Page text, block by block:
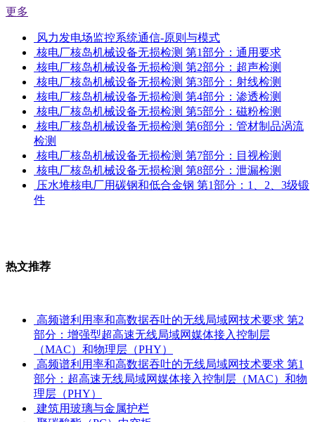
更多
风力发电场监控系统通信-原则与模式
核电厂核岛机械设备无损检测 第1部分：通用要求
核电厂核岛机械设备无损检测 第2部分：超声检测
核电厂核岛机械设备无损检测 第3部分：射线检测
核电厂核岛机械设备无损检测 第4部分：渗透检测
核电厂核岛机械设备无损检测 第5部分：磁粉检测
核电厂核岛机械设备无损检测 第6部分：管材制品涡流
检测
核电厂核岛机械设备无损检测 第7部分：目视检测
核电厂核岛机械设备无损检测 第8部分：泄漏检测
压水堆核电厂用碳钢和低合金钢 第1部分：1、2、3级锻
件
热文推荐
高频谱利用率和高数据吞吐的无线局域网技术要求 第2
部分：增强型超高速无线局域网媒体接入控制层
（MAC）和物理层（PHY）
高频谱利用率和高数据吞吐的无线局域网技术要求 第1
部分：超高速无线局域网媒体接入控制层（MAC）和物
理层（PHY）
建筑用玻璃与金属护栏